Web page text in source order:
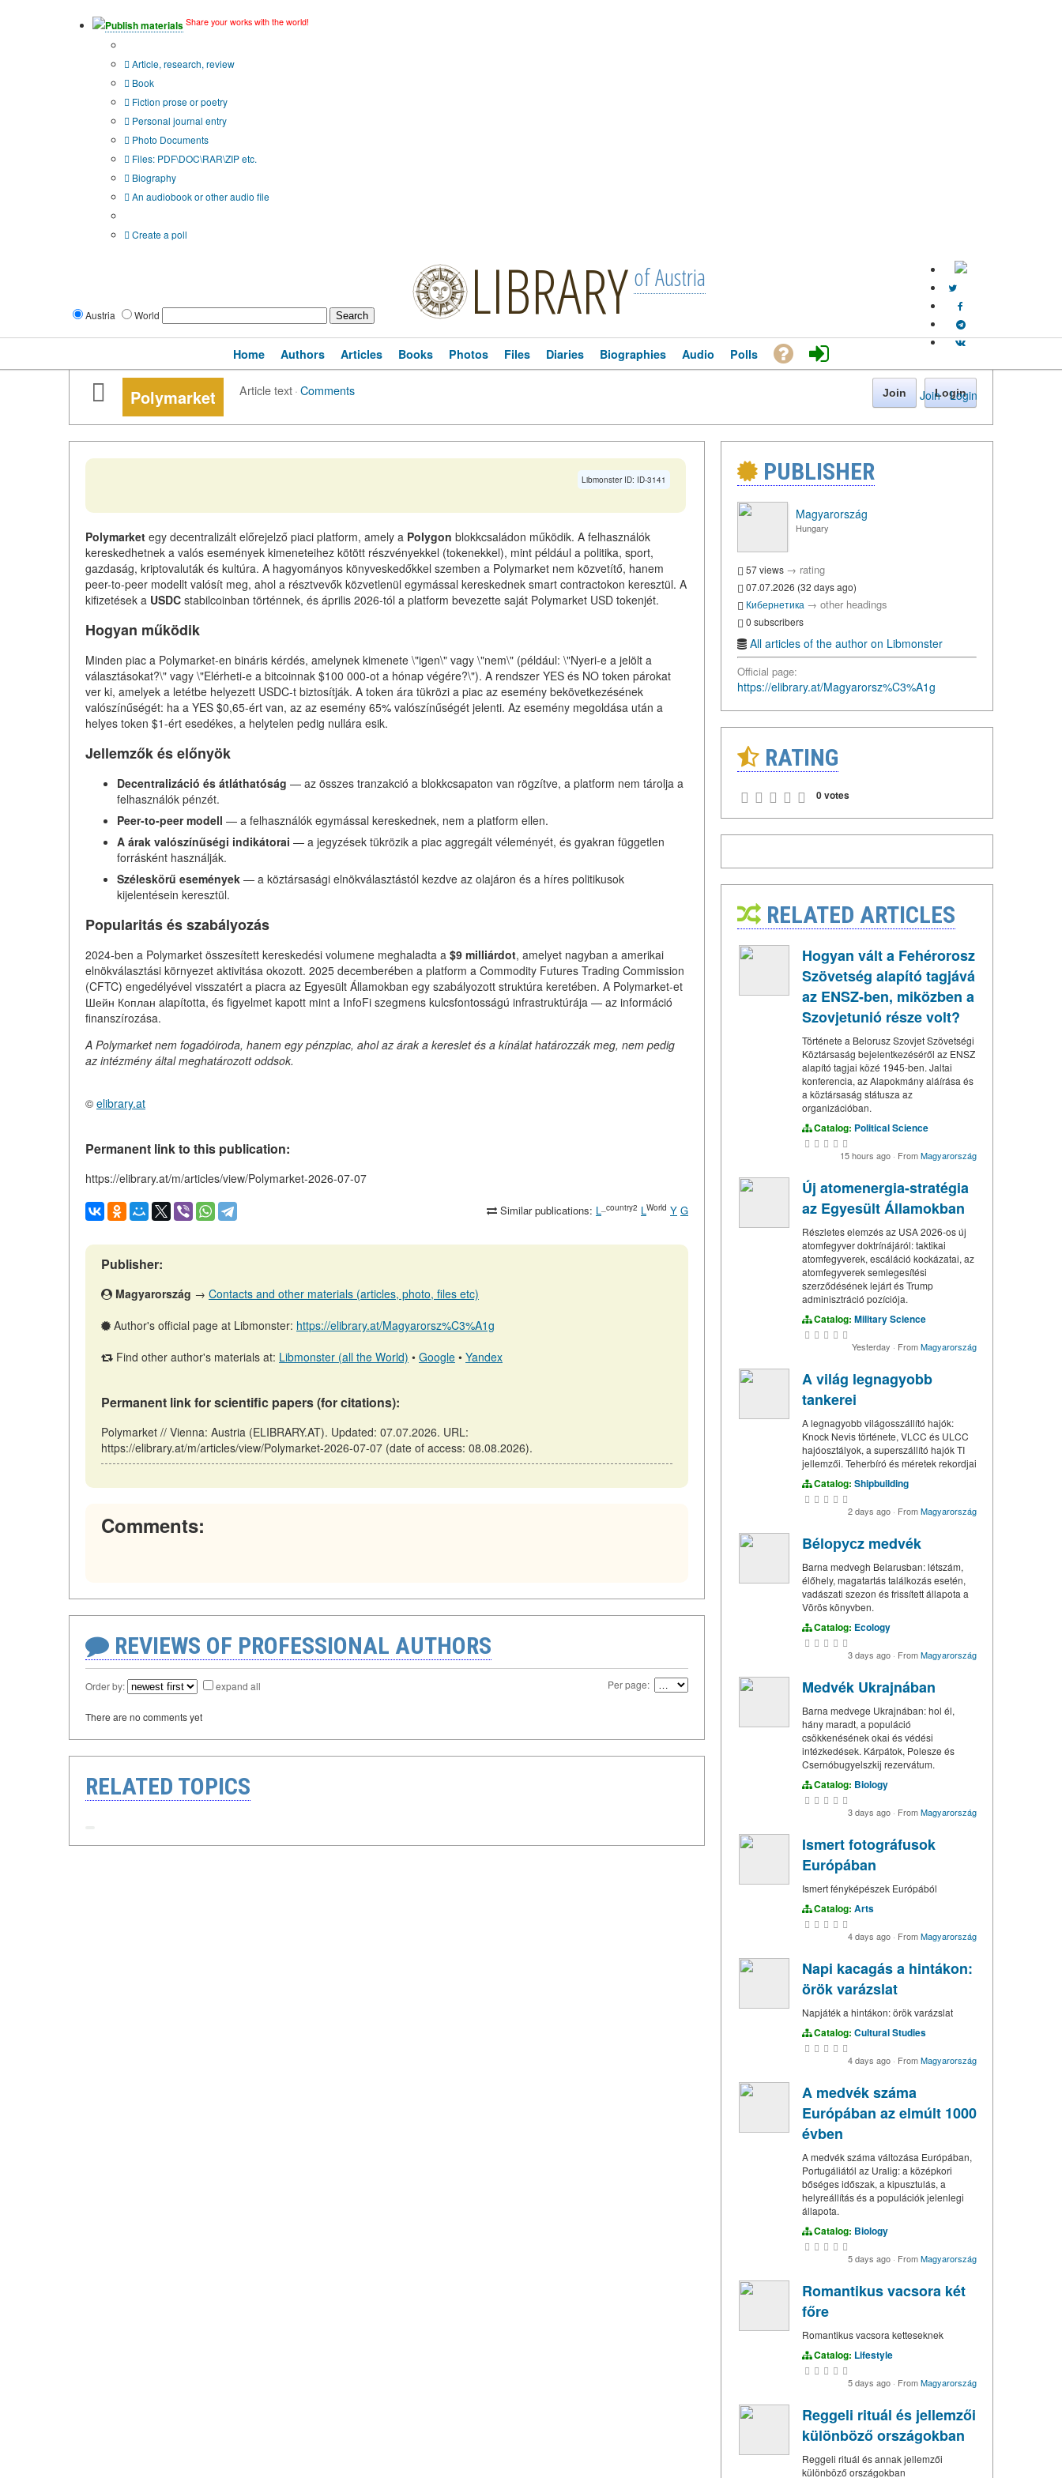
Publish materials Share your works with the world!
Article, research, review
Book
Fiction prose or poetry
Personal journal entry
Photo Documents
Files: PDF\DOC\RAR\ZIP etc.
Biography
An audiobook or other audio file
Create a poll
Austria World LIBRARY of Austria
Join · Login
Home Authors Articles Books Photos Files Diaries Biographies Audio Polls
Polymarket Article text·Comments Join Login
Libmonster ID: ID-3141
Polymarket egy decentralizált előrejelző piaci platform, amely a Polygon blokkcsaládon működik. A felhasználók
kereskedhetnek a valós események kimeneteihez kötött részvényekkel (tokenekkel), mint például a politika, sport,
gazdaság, kriptovaluták és kultúra. A hagyományos könyveskedőkkel szemben a Polymarket nem közvetítő, hanem
peer-to-peer modellt valósít meg, ahol a résztvevők közvetlenül egymással kereskednek smart contractokon keresztül. A
kifizetések a USDC stabilcoinban történnek, és április 2026-tól a platform bevezette saját Polymarket USD tokenjét.
Hogyan működik
Minden piac a Polymarket-en bináris kérdés, amelynek kimenete \"igen\" vagy \"nem\" (például: \"Nyeri-e a jelölt a
választásokat?\" vagy \"Elérheti-e a bitcoinnak $100 000-ot a hónap végére?\"). A rendszer YES és NO token párokat
ver ki, amelyek a letétbe helyezett USDC-t biztosítják. A token ára tükrözi a piac az esemény bekövetkezésének
valószínűségét: ha a YES $0,65-ért van, az az esemény 65% valószínűségét jelenti. Az esemény megoldása után a
helyes token $1-ért esedékes, a helytelen pedig nullára esik.
Jellemzők és előnyök
Decentralizáció és átláthatóság — az összes tranzakció a blokkcsapaton van rögzítve, a platform nem tárolja a
felhasználók pénzét.
Peer-to-peer modell — a felhasználók egymással kereskednek, nem a platform ellen.
A árak valószínűségi indikátorai — a jegyzések tükrözik a piac aggregált véleményét, és gyakran független
forrásként használják.
Széleskörű események — a köztársasági elnökválasztástól kezdve az olajáron és a híres politikusok
kijelentésein keresztül.
Popularitás és szabályozás
2024-ben a Polymarket összesített kereskedési volumene meghaladta a $9 milliárdot, amelyet nagyban a amerikai
elnökválasztási környezet aktivitása okozott. 2025 decemberében a platform a Commodity Futures Trading Commission
(CFTC) engedélyével visszatért a piacra az Egyesült Államokban egy szabályozott struktúra keretében. A Polymarket-et
Шейн Коплан alapította, és figyelmet kapott mint a InfoFi szegmens kulcsfontosságú infrastruktúrája — az információ
finanszírozása.
A Polymarket nem fogadóiroda, hanem egy pénzpiac, ahol az árak a kereslet és a kínálat határozzák meg, nem pedig
az intézmény által meghatározott oddsok.
© elibrary.at
Permanent link to this publication:
https://elibrary.at/m/articles/view/Polymarket-2026-07-07
Similar publications: L _country2 LWorld Y G
Publisher:
Magyarország → Contacts and other materials (articles, photo, files etc)
Author's official page at Libmonster: https://elibrary.at/Magyarorsz%C3%A1g
Find other author's materials at: Libmonster (all the World) • Google • Yandex
Permanent link for scientific papers (for citations):
Polymarket // Vienna: Austria (ELIBRARY.AT). Updated: 07.07.2026. URL:
https://elibrary.at/m/articles/view/Polymarket-2026-07-07 (date of access: 08.08.2026).
Comments:
REVIEWS OF PROFESSIONAL AUTHORS
Order by: expand all Per page:
There are no comments yet
RELATED TOPICS
PUBLISHER
Magyarország
Hungary
57 views → rating
07.07.2026 (32 days ago)
Кибернетика → other headings
0 subscribers
All articles of the author on Libmonster
Official page:
https://elibrary.at/Magyarorsz%C3%A1g
RATING
0 votes
RELATED ARTICLES
Hogyan vált a Fehérorosz
Szövetség alapító tagjává
az ENSZ-ben, miközben a
Szovjetunió része volt?
Története a Belorusz Szovjet Szövetségi
Köztársaság bejelentkezéséről az ENSZ
alapító tagjai közé 1945-ben. Jaltai
konferencia, az Alapokmány aláírása és
a köztársaság státusza az
organizációban.
Catalog: Political Science
15 hours ago · FromMagyarország
Új atomenergia-stratégia
az Egyesült Államokban
Részletes elemzés az USA 2026-os új
atomfegyver doktrínájáról: taktikai
atomfegyverek, escáláció kockázatai, az
atomfegyverek semlegesítési
szerződésének lejárt és Trump
adminisztráció pozíciója.
Catalog: Military Science
Yesterday · FromMagyarország
A világ legnagyobb
tankerei
A legnagyobb világosszállító hajók:
Knock Nevis története, VLCC és ULCC
hajóosztályok, a superszállító hajók TI
jellemzői. Teherbíró és méretek rekordjai
Catalog: Shipbuilding
2 days ago · FromMagyarország
Bélорусz medvék
Barna medvegh Belarusban: létszám,
élőhely, magatartás találkozás esetén,
vadászati szezon és frissített állapota a
Vörös könyvben.
Catalog: Ecology
3 days ago · FromMagyarország
Medvék Ukrajnában
Barna medvege Ukrajnában: hol él,
hány maradt, a populáció
csökkenésének okai és védési
intézkedések. Kárpátok, Polesze és
Csernóbugyelszkij rezervátum.
Catalog: Biology
3 days ago · FromMagyarország
Ismert fotográfusok
Európában
Ismert fényképészek Európából
Catalog: Arts
4 days ago · FromMagyarország
Napi kacagás a hintákon:
örök varázslat
Napjáték a hintákon: örök varázslat
Catalog: Cultural Studies
4 days ago · FromMagyarország
A medvék száma
Európában az elmúlt 1000
évben
A medvék száma változása Európában,
Portugáliától az Uralig: a középkori
bőséges időszak, a kipusztulás, a
helyreállítás és a populációk jelenlegi
állapota.
Catalog: Biology
5 days ago · FromMagyarország
Romantikus vacsora két
főre
Romantikus vacsora ketteseknek
Catalog: Lifestyle
5 days ago · FromMagyarország
Reggeli rituál és jellemzői
különböző országokban
Reggeli rituál és annak jellemzői
különböző országokban